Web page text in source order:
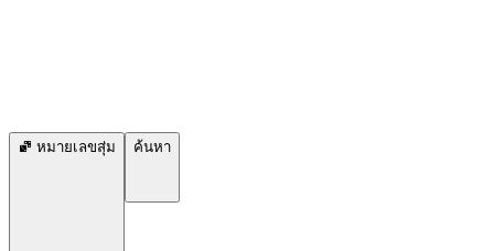
หมายเลขสุ่ม ค้นหา